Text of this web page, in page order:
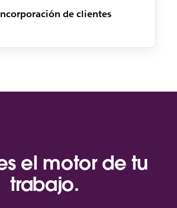
de clientes
el motor de tu
trabajo.